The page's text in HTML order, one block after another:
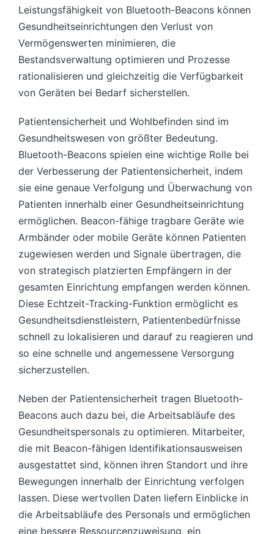
Leistungsfähigkeit von Bluetooth-Beacons können
Gesundheitseinrichtungen den Verlust von
Vermögenswerten minimieren, die
Bestandsverwaltung optimieren und Prozesse
rationalisieren und gleichzeitig die Verfügbarkeit
von Geräten bei Bedarf sicherstellen.
Patientensicherheit und Wohlbefinden sind im
Gesundheitswesen von größter Bedeutung.
Bluetooth-Beacons spielen eine wichtige Rolle bei
der Verbesserung der Patientensicherheit, indem
sie eine genaue Verfolgung und Überwachung von
Patienten innerhalb einer Gesundheitseinrichtung
ermöglichen. Beacon-fähige tragbare Geräte wie
Armbänder oder mobile Geräte können Patienten
zugewiesen werden und Signale übertragen, die
von strategisch platzierten Empfängern in der
gesamten Einrichtung empfangen werden können.
Diese Echtzeit-Tracking-Funktion ermöglicht es
Gesundheitsdienstleistern, Patientenbedürfnisse
schnell zu lokalisieren und darauf zu reagieren und
so eine schnelle und angemessene Versorgung
sicherzustellen.
Neben der Patientensicherheit tragen Bluetooth-
Beacons auch dazu bei, die Arbeitsabläufe des
Gesundheitspersonals zu optimieren. Mitarbeiter,
die mit Beacon-fähigen Identifikationsausweisen
ausgestattet sind, können ihren Standort und ihre
Bewegungen innerhalb der Einrichtung verfolgen
lassen. Diese wertvollen Daten liefern Einblicke in
die Arbeitsabläufe des Personals und ermöglichen
eine bessere Ressourcenzuweisung, ein